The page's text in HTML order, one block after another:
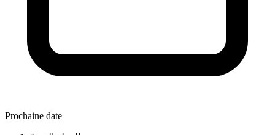
Prochaine date